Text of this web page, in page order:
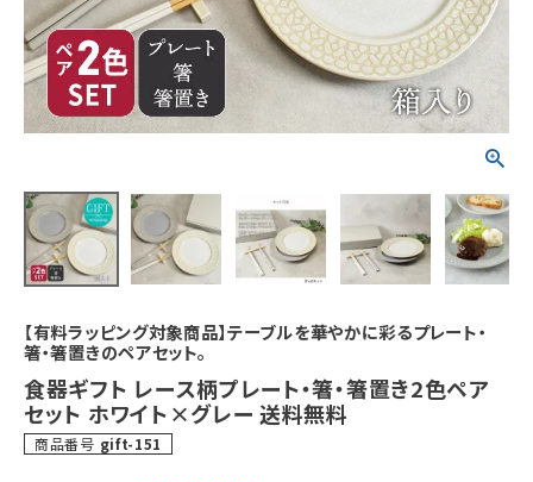
【有料ラッピング対象商品】テーブルを華やかに彩るプレート・
箸・箸置きのペアセット。
食器ギフト レース柄プレート・箸・箸置き2色ペア
セット ホワイト×グレー 送料無料
商品番号 gift-151